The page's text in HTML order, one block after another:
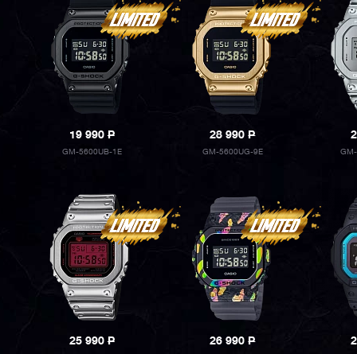
19 990P
GM-5600UB-1E
28 990P
GM-5600UG-9E
25 990P 26 990P